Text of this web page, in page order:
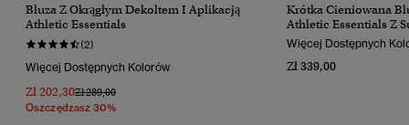
Bluza Z Okrągłym Dekoltem I Aplikacją
Athletic Essentials
(2)
Więcej Dostępnych Kolorów
Zł 202,30Cena Obniżona Od
Zł 289,00Do
Oszczędzasz 30%
Krótka Cieniowana
Athletic Essentials Z
Więcej Dostępnych
Zł 339,00